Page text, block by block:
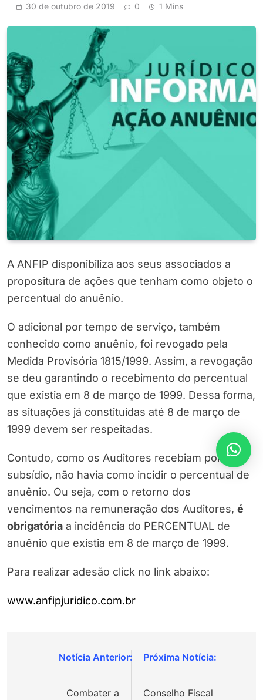
30 de outubro de 2019 0 1 Mins
A ANFIP disponibiliza aos seus associados a
propositura de ações que tenham como objeto o
percentual do anuênio.
O adicional por tempo de serviço, também
conhecido como anuênio, foi revogado pela
Medida Provisória 1815/1999. Assim, a revogação
se deu garantindo o recebimento do percentual
que existia em 8 de março de 1999. Dessa forma,
as situações já constituídas até 8 de março de
1999 devem ser respeitadas.
Contudo, como os Auditores recebiam por
subsídio, não havia como incidir o percentual de
anuênio. Ou seja, com o retorno dos
vencimentos na remuneração dos Auditores, é
obrigatória a incidência do PERCENTUAL de
anuênio que existia em 8 de março de 1999.
Para realizar adesão click no link abaixo:
www.anfipjuridico.com.br
Navegação
Combater a
Conselho Fiscal